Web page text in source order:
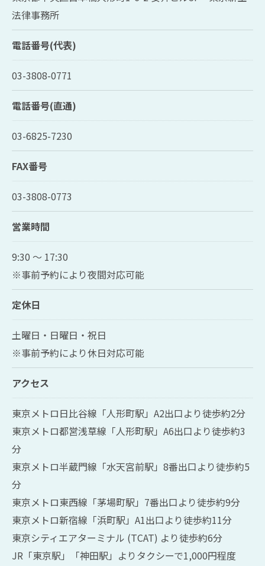
法律事務所
電話番号(代表)
03-3808-0771
電話番号(直通)
03-6825-7230
FAX番号
03-3808-0773
営業時間
9:30 ～ 17:30
※事前予約により夜間対応可能
定休日
土曜日・日曜日・祝日
※事前予約により休日対応可能
アクセス
東京メトロ日比谷線「人形町駅」A2出口より徒歩約2分
東京メトロ都営浅草線「人形町駅」A6出口より徒歩約3
分
東京メトロ半蔵門線「水天宮前駅」8番出口より徒歩約5
分
東京メトロ東西線「茅場町駅」7番出口より徒歩約9分
東京メトロ新宿線「浜町駅」A1出口より徒歩約11分
東京シティエアターミナル (TCAT) より徒歩約6分
JR「東京駅」「神田駅」よりタクシーで1,000円程度